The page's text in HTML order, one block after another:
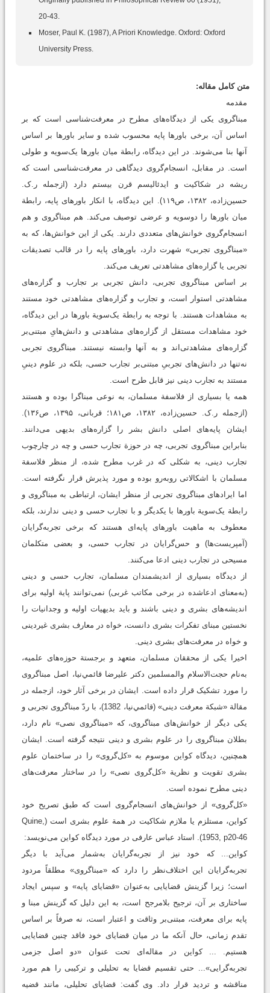
20-43.
Moser, Paul K. (1987), A Priori Knowledge. Oxford: Oxford
University Press.
متن کامل مقاله:
مقدمه
مبناگروی یکی از دیدگاه‌های مطرح در معرفت‌شناسی است که بر
اساس آن، برخی باورها پایه محسوب شده و سایر باورها بر اساس
آنها بنا می‌شوند. در این دیدگاه، رابطة میان باورها یک‌سویه و طولی
است. در مقابل، انسجام‌گروی دیدگاهی در معرفت‌شناسی است که
ریشه در شکاکیت و ایدئالیسم قرن بیستم دارد (ازجمله ر.ک.
حسین‌زاده، ۱۳۸۲، ص۱۱۹). این دیدگاه، با انکار باورهای پایه، رابطة
میان باورها را دوسویه و عرضی توصیف می‌کند. هم مبناگروی و هم
انسجام‌گروی خوانش‌های متعددی دارند. یکی از این خوانش‌ها، که به
«مبناگروی تجربی» شهرت دارد، باورهای پایه را در قالب تصدیقات
تجربی یا گزاره‌های مشاهدتی تعریف می‌کند.
بر اساس مبناگروی تجربی، دانش تجربی بر تجارب و گزاره‌های
مشاهدتی استوار است، و تجارب و گزاره‌های مشاهدتی خود مستند
به مشاهدات هستند. با توجه به رابطة یک‌سویة باورها در این دیدگاه،
خود مشاهدات مستقل از گزاره‌های مشاهدتی و دانش‌هایِ مبتنی‌بر
گزاره‌های مشاهدتی‌اند و به آنها وابسته نیستند. مبناگروی تجربی
نه‌تنها در دانش‌های تجربیِ مبتنی‌بر تجارب حسی، بلکه در علوم دینیِ
مستند به تجارب دینی نیز قابل ‌طرح است.
همه یا بسیاری از فلاسفة مسلمان، به نوعی مبناگرا بوده و هستند
(ازجمله ر.ک. حسین‌زاده، ۱۳۸۲، ص۱۸۱؛ قربانی، ۱۳۹۵، ص۱۳۶).
ایشان پایه‌های اصلی دانش بشر را گزاره‌های بدیهی می‌دانند.
بنابراین مبناگروی تجربی، چه در حوزة تجارب حسی و چه در چارچوب
تجارب دینی، به شکلی که در غرب مطرح شده، از منظر فلاسفة
مسلمان با اشکالاتی روبه‌رو بوده و مورد پذیرش قرار نگرفته است.
اما ایرادهای مبناگروی تجربی از منظر ایشان، ارتباطی به مبناگروی و
رابطة یک‌سویة باورها با یکدیگر و با تجارب حسی و دینی ندارند، بلکه
معطوف به ماهیت باورهای پایه‌ای هستند که برخی تجربه‌گرایان
(آمپریست‌ها) و حس‌گرایان در تجارب حسی، و بعضی متکلمان
مسیحی در تجارب دینی ادعا می‌کنند.
از دیدگاه بسیاری از اندیشمندان مسلمان، تجارب حسی و دینی
(به‌معنای ادعاشده در برخی مکاتب غربی) نمی‌توانند پایة اولیه برای
اندیشه‌های بشری و دینی باشند و باید بدیهیات اولیه و وجدانیات را
نخستین مبنای تفکرات بشری دانست، خواه در معارف بشری غیردینی
و خواه در معرفت‌های بشری دینی.
اخیرا یکی از محققان مسلمان، متعهد و برجستة حوزه‌های علمیه،
به‌نام حجت‌الاسلام والمسلمين دکتر عليرضا قائمي‌نيا، اصل مبناگروی
را مورد تشکیک قرار داده است. ایشان در برخی آثار خود، از‌جمله در
مقالة «شبکة معرفت دینی» (قائمي‌نيا، 1382)، با ردّ مبناگروی تجربی و
یکی دیگر از خوانش‌های مبناگروی، که «مبناگروی نصی» نام دارد،
بطلان مبناگروی را در علوم بشری و دینی نتیجه گرفته است. ایشان
همچنین، دیدگاه کواین موسوم به «کل‌گروی» را در ساختمان علوم
بشری تقویت و نظریة «کل‌گروی نصی» را در ساختار معرفت‌های
دینی مطرح نموده است.
«کل‌گروی»‌ از خوانش‌های انسجام‌گروی است که طبق تصریح خود
کواین، مستلزم یا ملازم شکاکیت در همة علوم بشری است (Quine,
1953, p20-46). استاد عباس عارفی در مورد دیدگاه کواین می‌نویسد:
کواین... که خود نیز از تجربه‌گرایان به‌شمار می‌آید با دیگر
تجربه‌گرایان این اختلاف‌نظر را دارد که «مبناگروی» مطلقاً مردود
است؛ زیرا گزینش قضایایی به‌عنوان «قضایای پایه» و سپس ایجاد
ساختاری بر آن، ترجیح بلامرجح است، به این دلیل که گزینش مبنا و
پایه برای معرفت، مبتنی‌بر وثاقت و اعتبار است، نه صرفاً بر اساس
تقدم زمانی، حال آنکه ما در میان قضایای خود فاقد چنین قضایایی
هستیم. ... کواین در مقاله‌ای تحت عنوان «دو اصل جزمی
تجربه‌گرایی»... حتی تقسیم قضایا به تحلیلی و ترکیبی را هم مورد
مناقشه و تردید قرار داد. وی گفت: قضایای تحلیلی، مانند قضیه